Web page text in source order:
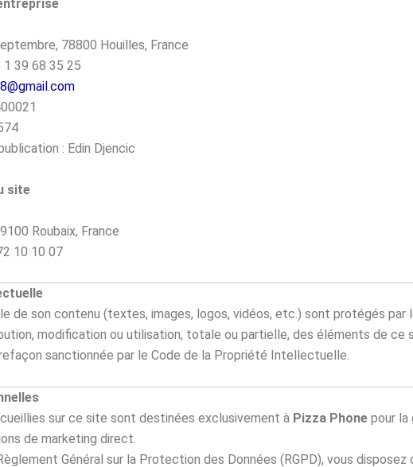
78800 Houilles, France
1 39 68 35 25
: Edin Djencic
site
Roubaix, France
10 10 07
de son contenu (textes, images, logos, vidéos, etc.) sont protégés
modification ou utilisation, totale ou partielle, des éléments de ce
sanctionnée par le Code de la Propriété Intellectuelle.
sur ce site sont destinées exclusivement à Pizza Phone pour la
de marketing direct.
Général sur la Protection des Données (RGPD), vous